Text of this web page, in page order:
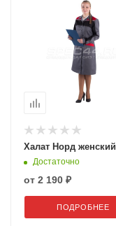
Халат Норд женский
Достаточно
от 2 190 ₽
ПОДРОБНЕЕ